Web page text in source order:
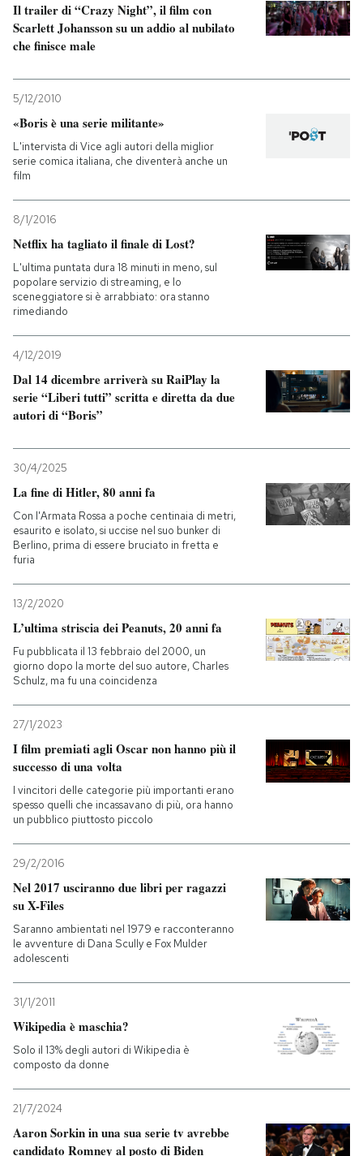
Entra
Il trailer di “Crazy Night”, il film con
Scarlett Johansson su un addio al nubilato
che finisce male
5/12/2010
«Boris è una serie militante»
L'intervista di Vice agli autori della miglior
serie comica italiana, che diventerà anche un
film
8/1/2016
Netflix ha tagliato il finale di Lost?
L'ultima puntata dura 18 minuti in meno, sul
popolare servizio di streaming, e lo
sceneggiatore si è arrabbiato: ora stanno
rimediando
4/12/2019
Dal 14 dicembre arriverà su RaiPlay la
serie “Liberi tutti” scritta e diretta da due
autori di “Boris”
30/4/2025
La fine di Hitler, 80 anni fa
Con l'Armata Rossa a poche centinaia di metri,
esaurito e isolato, si uccise nel suo bunker di
Berlino, prima di essere bruciato in fretta e
furia
13/2/2020
L’ultima striscia dei Peanuts, 20 anni fa
Fu pubblicata il 13 febbraio del 2000, un
giorno dopo la morte del suo autore, Charles
Schulz, ma fu una coincidenza
27/1/2023
I film premiati agli Oscar non hanno più il
successo di una volta
I vincitori delle categorie più importanti erano
spesso quelli che incassavano di più, ora hanno
un pubblico piuttosto piccolo
29/2/2016
Nel 2017 usciranno due libri per ragazzi
su X-Files
Saranno ambientati nel 1979 e racconteranno
le avventure di Dana Scully e Fox Mulder
adolescenti
31/1/2011
Wikipedia è maschia?
Solo il 13% degli autori di Wikipedia è
composto da donne
21/7/2024
Aaron Sorkin in una sua serie tv avrebbe
candidato Romney al posto di Biden